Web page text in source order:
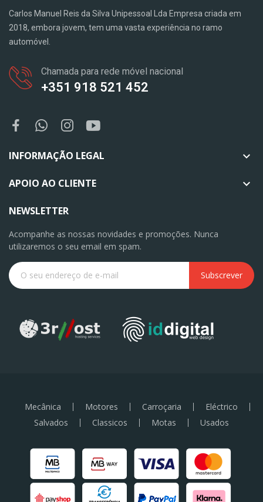
Carlos Manuel Reis da Silva Unipessoal Lda Empresa criada em
2018, embora jovem, tem uma vasta experiência no ramo
automóvel.
Chamada para rede móvel nacional
+351 918 521 452
INFORMAÇÃO LEGAL 
APOIO AO CLIENTE 
NEWSLETTER
Acompanhe as nossas novidades e promoções. Nunca
utilizaremos o seu email em spam.
Subscrever
Mecânica Motores Carroçaria
Eléctrico
Salvados
Classicos Motas Usados